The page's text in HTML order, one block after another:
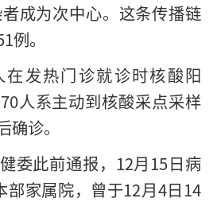
成为次中心。这条传播链
例。
在发热门诊就诊时核酸阳
人系主动到核酸采点采样
诊。
委此前通报，12月15日病
部家属院，曾于12月4日14